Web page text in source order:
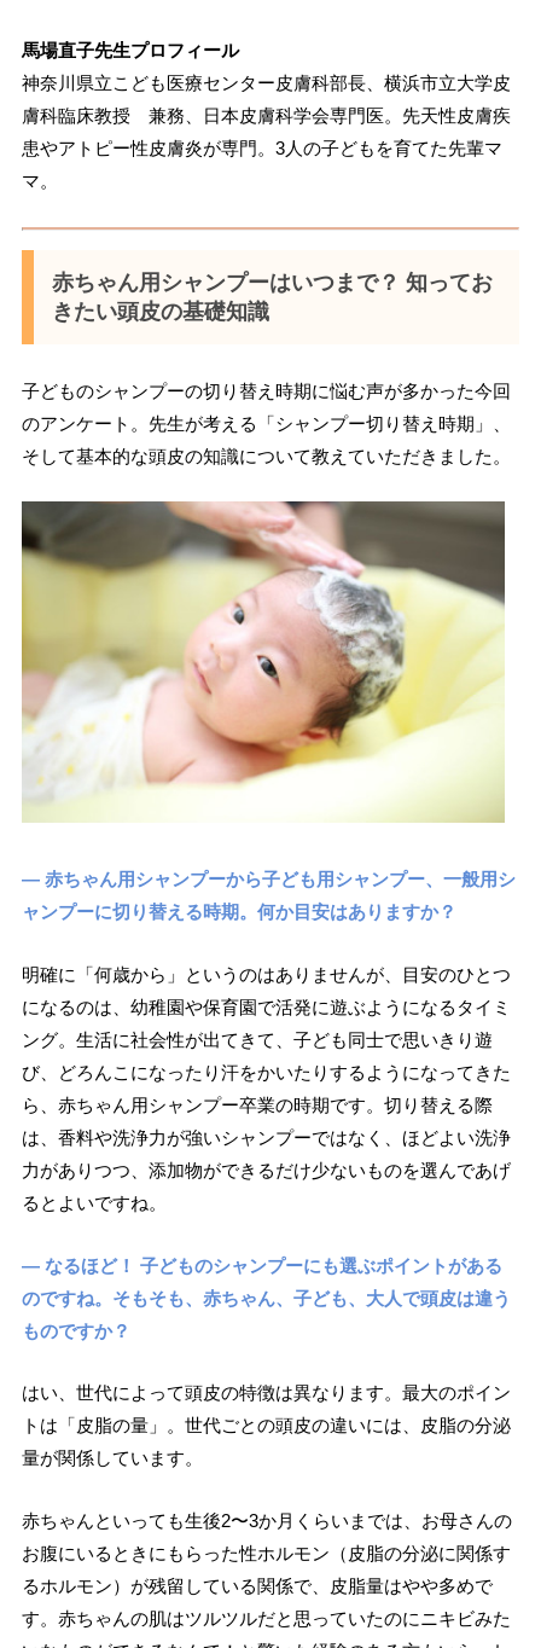
馬場直子先生プロフィール
神奈川県立こども医療センター皮膚科部長、横浜市立大学皮
膚科臨床教授 兼務、日本皮膚科学会専門医。先天性皮膚疾
患やアトピー性皮膚炎が専門。3人の子どもを育てた先輩マ
マ。
赤ちゃん用シャンプーはいつまで？ 知ってお
きたい頭皮の基礎知識
子どものシャンプーの切り替え時期に悩む声が多かった今回
のアンケート。先生が考える「シャンプー切り替え時期」、
そして基本的な頭皮の知識について教えていただきました。
― 赤ちゃん用シャンプーから子ども用シャンプー、一般用シ
ャンプーに切り替える時期。何か目安はありますか？
明確に「何歳から」というのはありませんが、目安のひとつ
になるのは、幼稚園や保育園で活発に遊ぶようになるタイミ
ング。生活に社会性が出てきて、子ども同士で思いきり遊
び、どろんこになったり汗をかいたりするようになってきた
ら、赤ちゃん用シャンプー卒業の時期です。切り替える際
は、香料や洗浄力が強いシャンプーではなく、ほどよい洗浄
力がありつつ、添加物ができるだけ少ないものを選んであげ
るとよいですね。
― なるほど！ 子どものシャンプーにも選ぶポイントがある
のですね。そもそも、赤ちゃん、子ども、大人で頭皮は違う
ものですか？
はい、世代によって頭皮の特徴は異なります。最大のポイン
トは「皮脂の量」。世代ごとの頭皮の違いには、皮脂の分泌
量が関係しています。
赤ちゃんといっても生後2〜3か月くらいまでは、お母さんの
お腹にいるときにもらった性ホルモン（皮脂の分泌に関係す
るホルモン）が残留している関係で、皮脂量はやや多めで
す。赤ちゃんの肌はツルツルだと思っていたのにニキビみた